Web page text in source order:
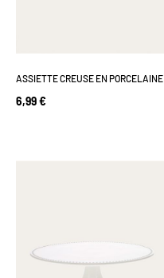
ASSIETTE CREUSE EN PORCELAINE
6,99 €